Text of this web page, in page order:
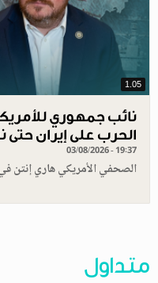
1.05
نائب جمهوري
الحرب على إيران حتى
03/08/2026 - 19:37
الصحفي الأمريكي هاري إنتن
متداول